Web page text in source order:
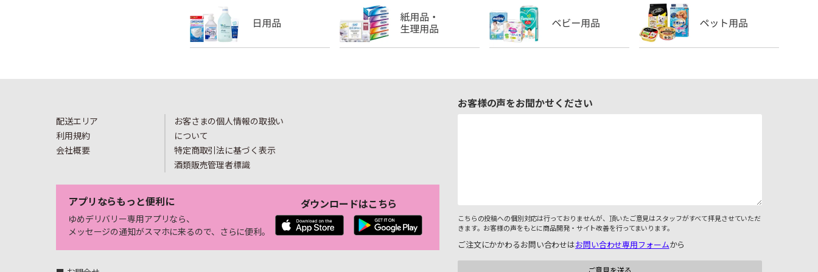
配送エリア
利用規約
会社概要
お客さまの個人情報の取扱い
について
特定商取引法に基づく表示
酒類販売管理者標識
アプリならもっと便利に
ゆめデリバリー専用アプリなら、
メッセージの通知がスマホに来るので、さらに便利。
ダウンロードはこちら
お客様の声をお聞かせください
こちらの投稿への個別対応は行っておりませんが、頂いたご意見はスタッフがすべて拝見させていただ
きます。お客様の声をもとに商品開発・サイト改善を行ってまいります。
ご注文にかかわるお問い合わせはお問い合わせ専用フォームから